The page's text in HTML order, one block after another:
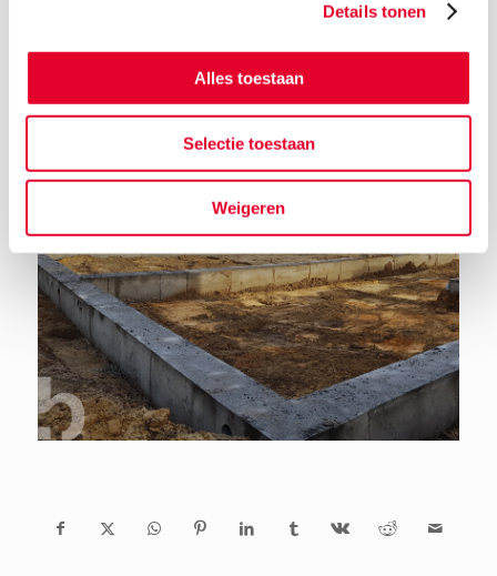
Details tonen
Alles toestaan
Selectie toestaan
Weigeren